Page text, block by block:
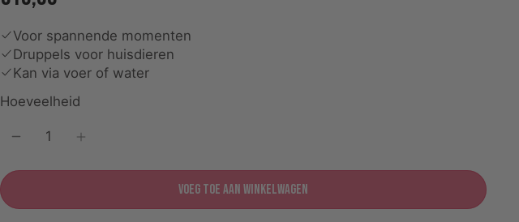
Voor spannende momenten
Druppels voor huisdieren
Kan via voer of water
Hoeveelheid
Voeg toe aan winkelwagen